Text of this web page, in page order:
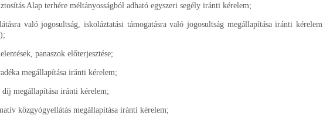
Alap terhére méltányosságból adható egyszeri segély iránti kérelem;
való jogosultság, iskoláztatási támogatásra való jogosultság megállapítása iránti kérelem
panaszok előterjesztése;
megállapítása iránti kérelem;
megállapítása iránti kérelem;
közgyógyellátás megállapítása iránti kérelem;